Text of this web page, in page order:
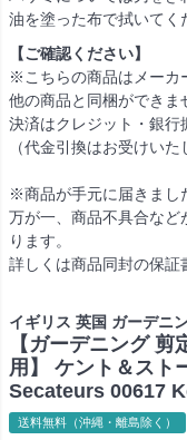
油を塗った布で拭いてく
【ご確認ください】
※こちらの商品はメーカ
他の商品と同梱ができま
決済はクレジット・銀行
（代金引換はお受けいた
※商品が手元に届きまし
万が一、商品不具合など
ります。
詳しくは商品同封の保証
イギリス 英国 ガーデニ
【ガーデニング
用】 ケント＆ス
Secateurs 00617
送料無料（沖縄・離島除く）